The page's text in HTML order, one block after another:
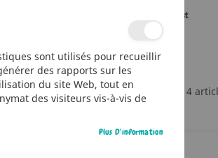
Origami adulte - pochette soufflet
4
D’envies
a aucun article dans votre liste
sont utilisés pour recueillir
des rapports sur les
du site Web, tout en
des visiteurs vis-à-vis de
Plus D’information